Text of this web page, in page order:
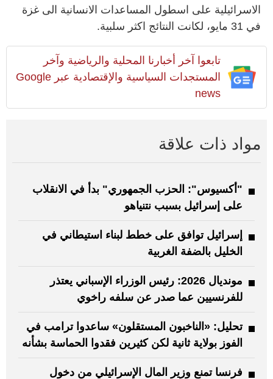
الاسرائيلية على اسطول المساعدات الانسانية الى غزة
في 31 مايو، لكانت النتائج اكثر سلبية.
تابعوا آخر أخبارنا المحلية والرياضية وآخر
المستجدات السياسية والإقتصادية عبر Google
news
مواد ذات علاقة
"أكسيوس": الحزب الجمهوري" بدأ في الانقلاب
على إسرائيل بسبب نتنياهو
إسرائيل توافق على خطط لبناء استيطاني في
الخليل بالضفة الغربية
مونديال 2026: رئيس الوزراء الإسباني يعتذر
للفرنسيين عما صدر عن سلفه راخوي
تحليل: «الناخبون المستقلون» ساعدوا ترامب في
الفوز بولاية ثانية لكن كثيرين فقدوا الحماسة بشأنه
فرنسا تمنع وزير المال الإسرائيلي من دخول